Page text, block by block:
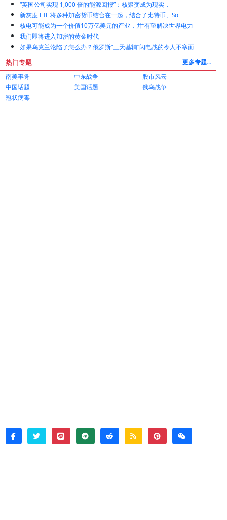
“英国公司实现 1,000 倍的能源回报”：核聚变成为现实，
新灰度 ETF 将多种加密货币结合在一起，结合了比特币、So
核电可能成为一个价值10万亿美元的产业，并“有望解决世界电力
我们即将进入加密的黄金时代
如果乌克兰沦陷了怎么办？俄罗斯“三天基辅”闪电战的令人不寒而
热门专题
更多专题...
南美事务
中东战争
股市风云
中国话题
美国话题
俄乌战争
冠状病毒
facebook
twitter line telegramreddit rss pinterestweixin